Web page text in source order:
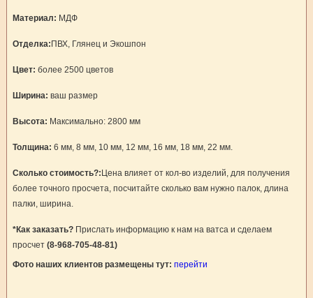
Материал: МДФ
Отделка: ПВХ, Глянец и Экошпон
Цвет: более 2500 цветов
Ширина: ваш размер
Высота: Максимально: 2800 мм
Толщина: 6 мм, 8 мм, 10 мм, 12 мм, 16 мм, 18 мм, 22 мм.
Сколько стоимость?: Цена влияет от кол-во изделий, для получения
более точного просчета, посчитайте сколько вам нужно палок, длина
палки, ширина.
*Как заказать?Прислать информацию к нам на ватса и сделаем
просчет (8-968-705-48-81)
Фото наших клиентов размещены тут: перейти